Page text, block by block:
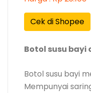
Cek di Shopee
Botol susu bayi
Botol susu bayi
Mempunyai